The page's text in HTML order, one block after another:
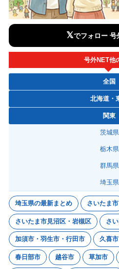
𝕏でフォロー 号
号外NET他
全国
北海道・
関東
茨城県
栃木県
群馬県
埼玉県
埼玉県の最新まとめ さいたま市
さいたま市見沼区・岩槻区 さ
加須市・羽生市・行田市 久喜
春日部市 越谷市 草加市